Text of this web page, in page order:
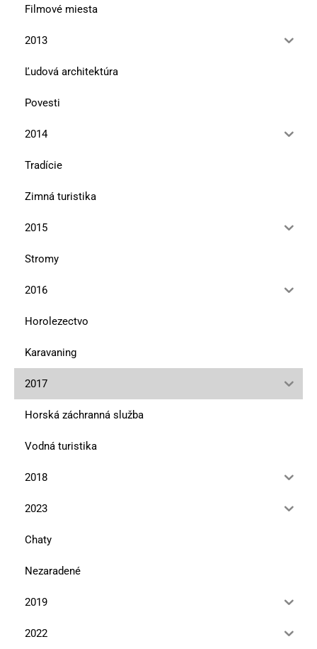
Filmové miesta
2013
Ľudová architektúra
Povesti
2014
Tradície
Zimná turistika
2015
Stromy
2016
Horolezectvo
Karavaning
2017
Horská záchranná služba
Vodná turistika
2018
2023
Chaty
Nezaradené
2019
2022